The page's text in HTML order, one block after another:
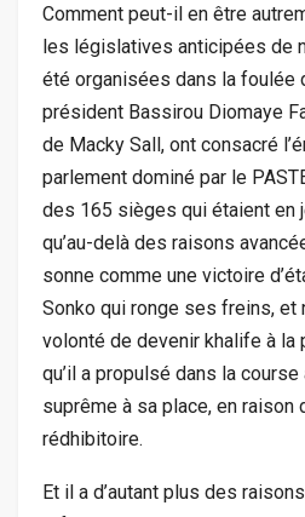
Comment peut-il en être
les législatives anticipées de
été organisées dans la foulée
président Bassirou Diomaye
de Macky Sall, ont consacré
parlement dominé par le
des 165 sièges qui étaient en
qu’au-delà des raisons
sonne comme une victoire
Sonko qui ronge ses freins, et
volonté de devenir khalife à la
qu’il a propulsé dans la
suprême à sa place, en raison
rédhibitoire.
Et il a d’autant plus des